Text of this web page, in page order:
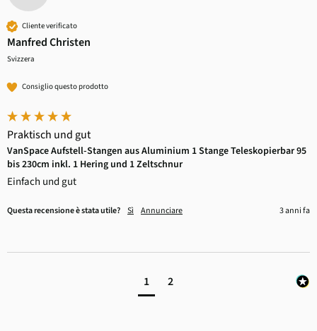
Cliente verificato
Manfred Christen
Svizzera
Consiglio questo prodotto
Praktisch und gut
VanSpace Aufstell-Stangen aus Aluminium 1 Stange Teleskopierbar 95
bis 230cm inkl. 1 Hering und 1 Zeltschnur
Einfach und gut
Questa recensione è stata utile? Sì Annunciare 3 anni fa
1 2